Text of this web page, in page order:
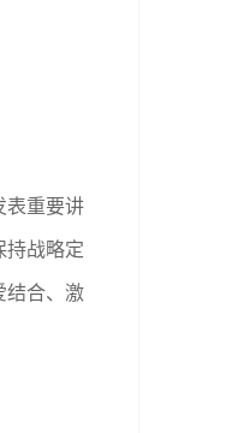
表重要讲
持战略定
结合、激